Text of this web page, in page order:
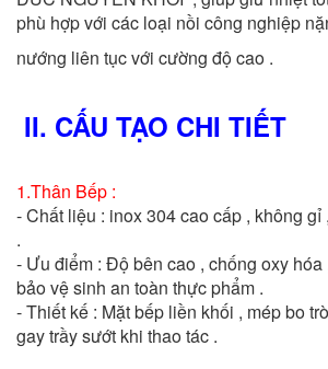
phù hợp với các loại nồi công nghiệp
nướng liên tục với cường độ cao .
II. CẤU TẠO CHI TIẾT
1.Thân Bếp :
- Chất liệu : inox 304 cao cấp , không gỉ
.
- Ưu điểm : Độ bên cao , chống oxy hóa
bảo vệ sinh an toàn thực phẩm .
- Thiết kế : Mặt bếp liền khối , mép bo
gay trầy sướt khi thao tác .